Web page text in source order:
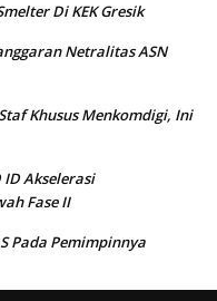
Di KEK Gresik
Netralitas ASN
Khusus Menkomdigi, Ini
ID Akselerasi
Fase II
Pada Pemimpinnya